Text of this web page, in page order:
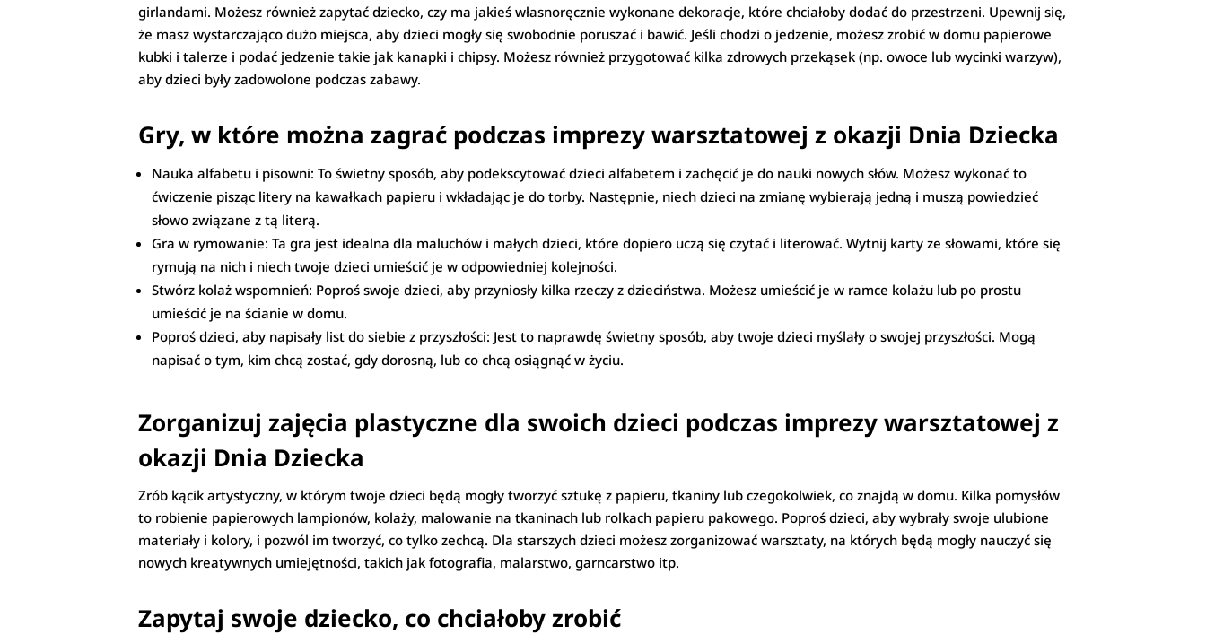
girlandami. Możesz również zapytać dziecko, czy ma jakieś własnoręcznie wykonane dekoracje, które chciałoby dodać do przestrzeni. Upewnij się,
że masz wystarczająco dużo miejsca, aby dzieci mogły się swobodnie poruszać i bawić. Jeśli chodzi o jedzenie, możesz zrobić w domu papierowe
kubki i talerze i podać jedzenie takie jak kanapki i chipsy. Możesz również przygotować kilka zdrowych przekąsek (np. owoce lub wycinki warzyw),
aby dzieci były zadowolone podczas zabawy.
Gry, w które można zagrać podczas imprezy warsztatowej z okazji Dnia Dziecka
Nauka alfabetu i pisowni: To świetny sposób, aby podekscytować dzieci alfabetem i zachęcić je do nauki nowych słów. Możesz wykonać to
ćwiczenie pisząc litery na kawałkach papieru i wkładając je do torby. Następnie, niech dzieci na zmianę wybierają jedną i muszą powiedzieć
słowo związane z tą literą.
Gra w rymowanie: Ta gra jest idealna dla maluchów i małych dzieci, które dopiero uczą się czytać i literować. Wytnij karty ze słowami, które się
rymują na nich i niech twoje dzieci umieścić je w odpowiedniej kolejności.
Stwórz kolaż wspomnień: Poproś swoje dzieci, aby przyniosły kilka rzeczy z dzieciństwa. Możesz umieścić je w ramce kolażu lub po prostu
umieścić je na ścianie w domu.
Poproś dzieci, aby napisały list do siebie z przyszłości: Jest to naprawdę świetny sposób, aby twoje dzieci myślały o swojej przyszłości. Mogą
napisać o tym, kim chcą zostać, gdy dorosną, lub co chcą osiągnąć w życiu.
Zorganizuj zajęcia plastyczne dla swoich dzieci podczas imprezy warsztatowej z
okazji Dnia Dziecka
Zrób kącik artystyczny, w którym twoje dzieci będą mogły tworzyć sztukę z papieru, tkaniny lub czegokolwiek, co znajdą w domu. Kilka pomysłów
to robienie papierowych lampionów, kolaży, malowanie na tkaninach lub rolkach papieru pakowego. Poproś dzieci, aby wybrały swoje ulubione
materiały i kolory, i pozwól im tworzyć, co tylko zechcą. Dla starszych dzieci możesz zorganizować warsztaty, na których będą mogły nauczyć się
nowych kreatywnych umiejętności, takich jak fotografia, malarstwo, garncarstwo itp.
Zapytaj swoje dziecko, co chciałoby zrobić